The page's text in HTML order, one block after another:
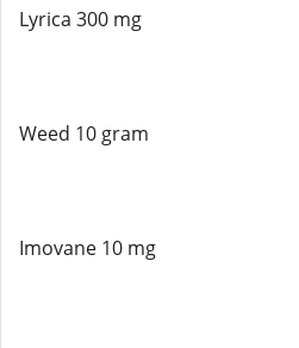
Lyrica 300 mg
Weed 10 gram
Imovane 10 mg